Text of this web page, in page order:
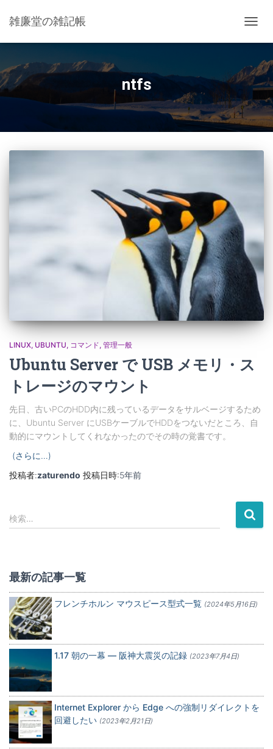
雑廉堂の雑記帳
ビ
ー
シ
ョ
ン
を
切
ntfs
LINUX UBUNTU コマンド 管理一般
Ubuntu Server で USB メモリ・ス
トレージのマウント
先日、古いPCのHDD内に残っているデータをサルベージするため
に、Ubuntu Server にUSBケーブルでHDDをつないだところ、自
動的にマウントしてくれなかったのでその時の覚書です。
(さらに…)
投稿者:zaturendo 投稿日時:5年前
検
索
検索…
最新の記事一覧
フレンチホルン マウスピース型式一覧 (2024年5月16日)
1.17 朝の一幕 — 阪神大震災の記録 (2023年7月4日)
Internet Explorer から Edge への強制リダイレクトを
回避したい (2023年2月21日)